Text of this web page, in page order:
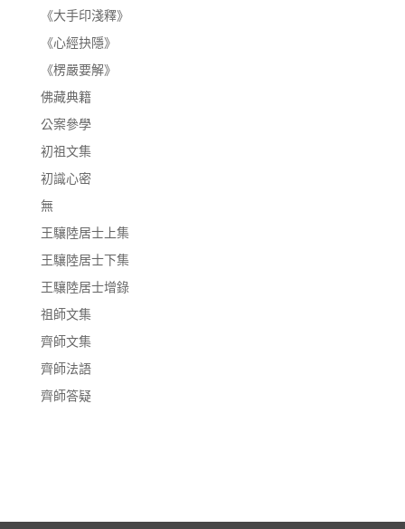
《大手印淺釋》
《心經抉隱》
《楞嚴要解》
佛藏典籍
公案參學
初祖文集
初識心密
無
王驤陸居士上集
王驤陸居士下集
王驤陸居士增錄
祖師文集
齊師文集
齊師法語
齊師答疑